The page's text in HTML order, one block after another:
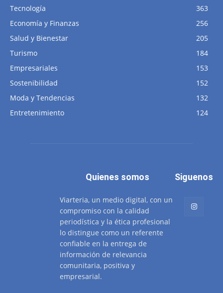
Tecnología
363
Economía y Finanzas
256
Salud y Bienestar
205
Turismo
184
Empresariales
153
Sostenibilidad
152
Moda y Tendencias
132
Entretenimiento
124
Quienes somos
Viarteria, un medio digital, con un
compromiso con la calidad
periodística y la ética profesional
lo distingue como un referente
confiable en la entrega de
información de relevancia
comunitaria, positiva y
empresarial.
Siguenos